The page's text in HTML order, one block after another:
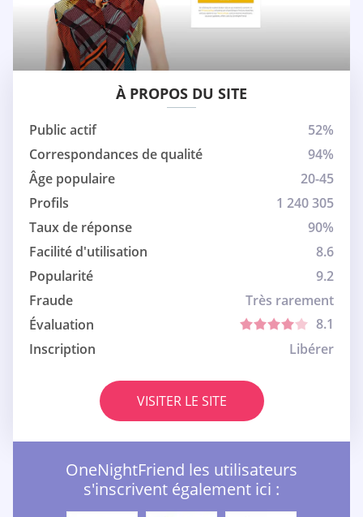
À PROPOS DU SITE
Public actif
52%
Correspondances de qualité
94%
Âge populaire
20-45
Profils
1 240 305
Taux de réponse
90%
Facilité d'utilisation
8.6
Popularité
9.2
Fraude
Très rarement
Évaluation
8.1
Inscription
Libérer
VISITER LE SITE
OneNightFriend les utilisateurs
s'inscrivent également ici :